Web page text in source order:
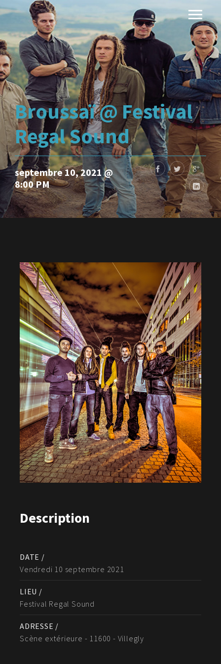
Broussaï @ Festival
Regal Sound
septembre 10, 2021 @
8:00 PM
Description
DATE /
Vendredi 10 septembre 2021
LIEU /
Festival Regal Sound
ADRESSE /
Scène extérieure - 11600 - Villegly